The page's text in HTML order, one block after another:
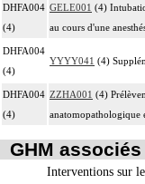
DHFA004
(4)
GELE001 (4)
au cours d'une
DHFA004
(4)
YYYY041 (4)
DHFA004
(4)
ZZHA001 (4)
anatomopathologique
GHM
Interventions sur